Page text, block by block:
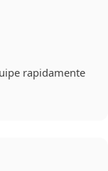
rapidamente